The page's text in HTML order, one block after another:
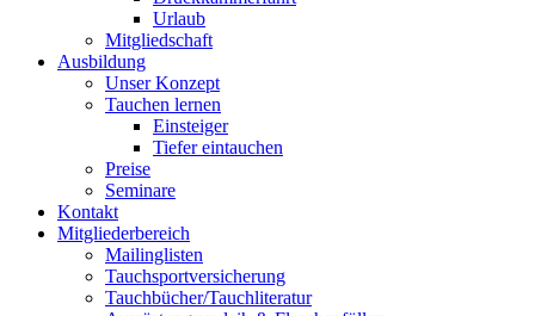
Urlaub
Mitgliedschaft
Ausbildung
Unser Konzept
Tauchen lernen
Einsteiger
Tiefer eintauchen
Preise
Seminare
Kontakt
Mitgliederbereich
Mailinglisten
Tauchsportversicherung
Tauchbücher/Tauchliteratur